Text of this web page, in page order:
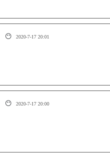
😶 2020-7-17 20:01
😶 2020-7-17 20:00